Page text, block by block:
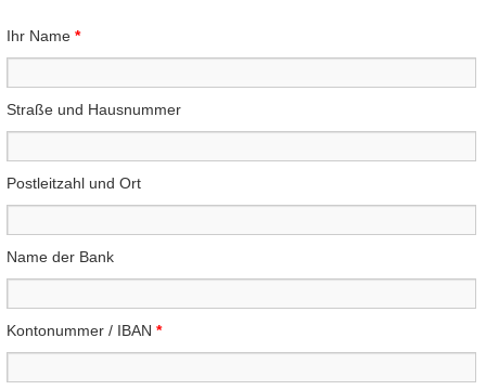
Ihr Name *
Straße und Hausnummer
Postleitzahl und Ort
Name der Bank
Kontonummer / IBAN *